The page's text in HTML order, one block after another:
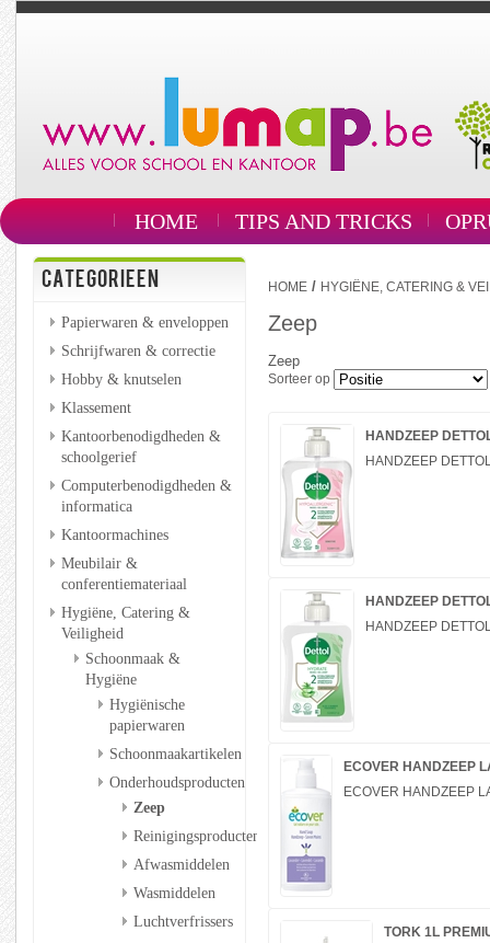
HOME TIPS AND TRICKS
CATEGORIEEN
Papierwaren & enveloppen
Schrijfwaren & correctie
Hobby & knutselen
Klassement
Kantoorbenodigdheden &
schoolgerief
Computerbenodigdheden &
informatica
Kantoormachines
Meubilair &
conferentiemateriaal
Hygiëne, Catering &
Veiligheid
Schoonmaak &
Hygiëne
Hygiënische
papierwaren
Schoonmaakartikelen
Onderhoudsproducten
Zeep
Reinigingsproducten
Afwasmiddelen
Wasmiddelen
Luchtverfrissers
HOME / HYGIËNE, CATERING &
Zeep
Zeep
Sorteer op
HANDZEEP
HANDZEEP
HANDZEEP
HANDZEEP
ECOVER HANDZEEP
ECOVER HANDZEEP
TORK 1L